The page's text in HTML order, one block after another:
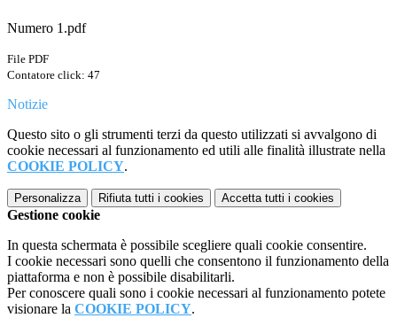
Numero 1.pdf
File PDF
Contatore click: 47
Notizie
Questo sito o gli strumenti terzi da questo utilizzati si avvalgono di
cookie necessari al funzionamento ed utili alle finalità illustrate nella
COOKIE POLICY.
Personalizza Rifiuta tutti i cookies Accetta tutti i cookies
Gestione cookie
In questa schermata è possibile scegliere quali cookie consentire.
I cookie necessari sono quelli che consentono il funzionamento della
piattaforma e non è possibile disabilitarli.
Per conoscere quali sono i cookie necessari al funzionamento potete
visionare la COOKIE POLICY.